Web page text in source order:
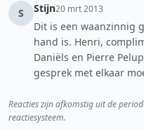
S
Stijn20 mrt 2013
Dit is een waanzinnig
hand is. Henri,
Daniëls en Pierre
gesprek met elkaar
Reacties zijn afkomstig uit de
reactiesysteem.